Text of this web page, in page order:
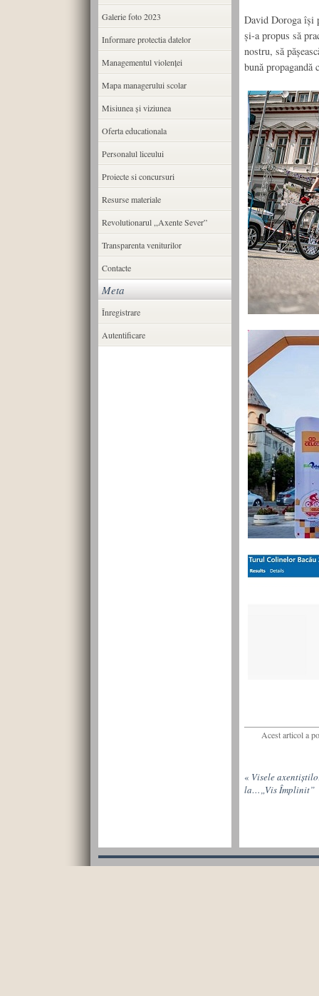
David Doroga își
și-a propus să
nostru, să
bună
Acest articol a
« Visele
la…„Vis Împlinit”
Galerie foto 2023
Informare protectia datelor
Managementul violenței
Mapa managerului scolar
Misiunea şi viziunea
Oferta educationala
Personalul liceului
Proiecte si concursuri
Resurse materiale
Revolutionarul ,,Axente Sever”
Transparenta veniturilor
Contacte
Meta
Înregistrare
Autentificare